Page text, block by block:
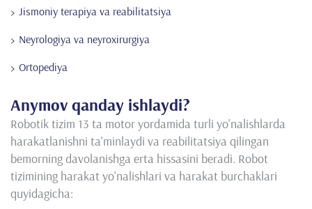
Jismoniy terapiya va reabilitatsiya
Neyrologiya va neyroxirurgiya
Ortopediya
Anymov qanday ishlaydi?
Robotik tizim 13 ta motor yordamida turli yo'nalishlarda
harakatlanishni ta'minlaydi va reabilitatsiya qilingan
bemorning davolanishga erta hissasini beradi. Robot
tizimining harakat yo'nalishlari va harakat burchaklari
quyidagicha: